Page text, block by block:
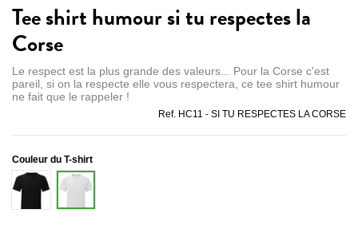
Tee shirt humour si tu respectes la
Corse
Le respect est la plus grande des valeurs... Pour la Corse c'est
pareil, si on la respecte elle vous respectera, ce tee shirt humour
ne fait que le rappeler !
Ref. HC11 - SI TU RESPECTES LA CORSE
Couleur du T-shirt
Noir
Blanc